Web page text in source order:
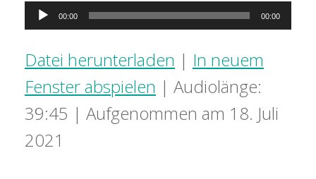
Audio-
00:00 00:00
Datei herunterladen | In neuem
Fenster abspielen | Audiolänge:
39:45 | Aufgenommen am 18. Juli
2021